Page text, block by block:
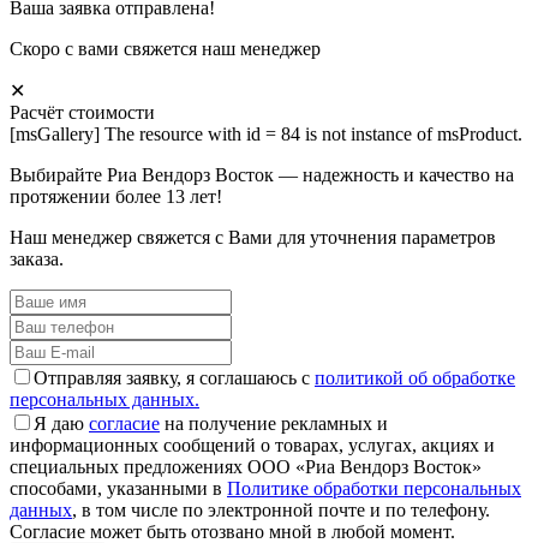
Ваша заявка отправлена!
Скоро с вами свяжется наш менеджер
✕
Расчёт стоимости
[msGallery] The resource with id = 84 is not instance of msProduct.
Выбирайте Риа Вендорз Восток — надежность и качество на
протяжении более 13 лет!
Наш менеджер свяжется с Вами для уточнения параметров
заказа.
Отправляя заявку, я соглашаюсь с политикой об обработке
персональных данных.
Я даю согласие на получение рекламных и
информационных сообщений о товарах, услугах, акциях и
специальных предложениях ООО «Риа Вендорз Восток»
способами, указанными в Политике обработки персональных
данных, в том числе по электронной почте и по телефону.
Согласие может быть отозвано мной в любой момент.